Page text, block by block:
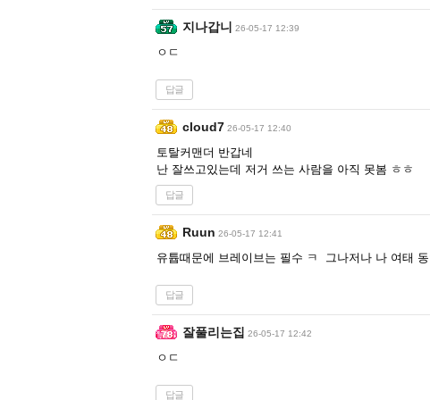
지나갑니 26-05-17 12:39
ㅇㄷ
답글
cloud7 26-05-17 12:40
토탈커맨더 반갑네
난 잘쓰고있는데 저거 쓰는 사람을 아직 못봄 ㅎㅎ
답글
Ruun 26-05-17 12:41
유튭때문에 브레이브는 필수 ㅋ 그나저나 나 여태
답글
잘풀리는집 26-05-17 12:42
ㅇㄷ
답글